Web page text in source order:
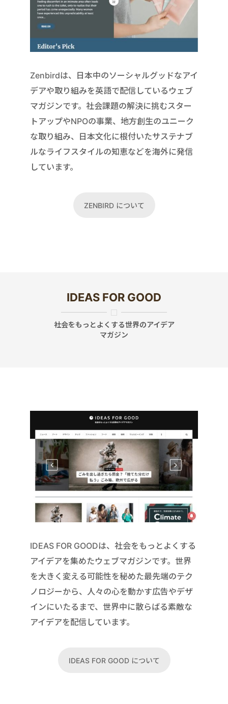
Zenbirdは、日本中のソーシャルグッドなアイ
デアや取り組みを英語で配信しているウェブ
マガジンです。社会課題の解決に挑むスター
トアップやNPOの事業、地方創生のユニーク
な取り組み、日本文化に根付いたサステナブ
ルなライフスタイルの知恵などを海外に発信
しています。
ZENBIRD について
IDEAS FOR GOOD
社会をもっとよくする世界のアイデア
マガジン
IDEAS FOR GOODは、社会をもっとよくする
アイデアを集めたウェブマガジンです。世界
を大きく変える可能性を秘めた最先端のテク
ノロジーから、人々の心を動かす広告やデザ
インにいたるまで、世界中に散らばる素敵な
アイデアを配信しています。
IDEAS FOR GOOD について